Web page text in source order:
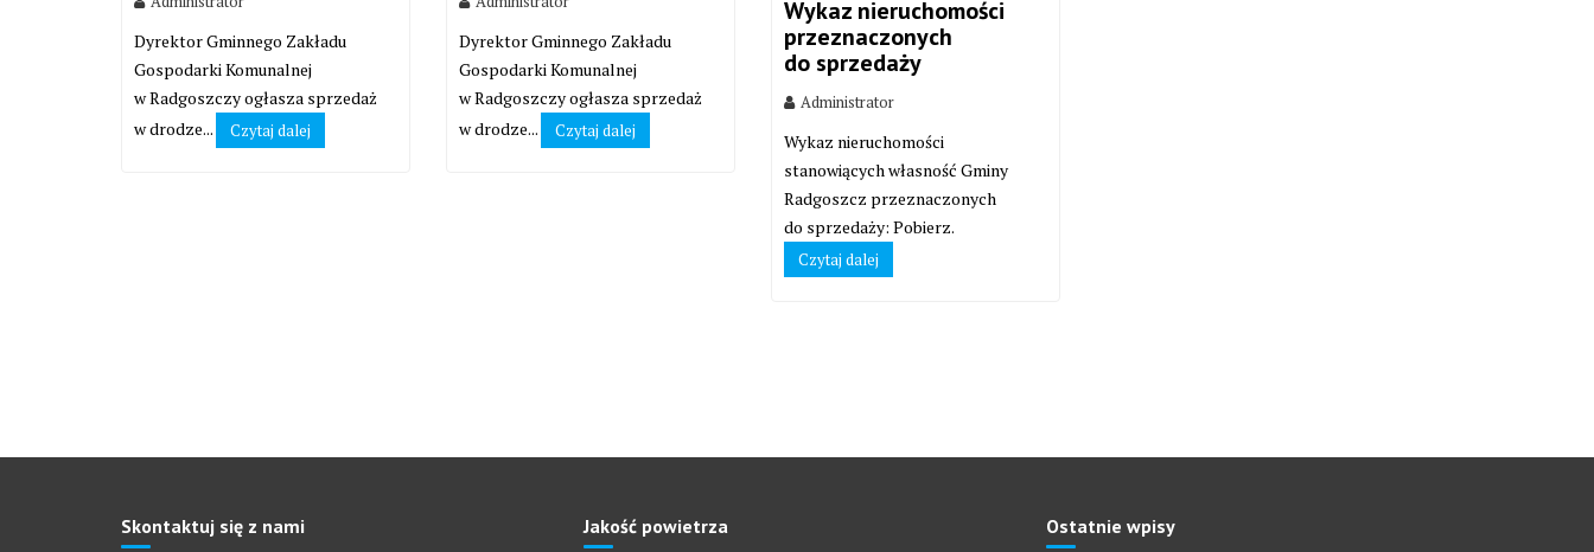
Dyrektor Gminnego Zakładu
Gospodarki Komunalnej
w Radgoszczy ogłasza sprzedaż
w drodze...
Czytaj dalej
Dyrektor Gminnego Zakładu
Gospodarki Komunalnej
w Radgoszczy ogłasza sprzedaż
w drodze...
Czytaj dalej
Wykaz nieruchomości
przeznaczonych
do sprzedaży
Administrator
Wykaz nieruchomości
stanowiących własność Gminy
Radgoszcz przeznaczonych
do sprzedaży: Pobierz.
Czytaj dalej
Skontaktuj się z nami Jakość powietrza Ostatnie wpisy